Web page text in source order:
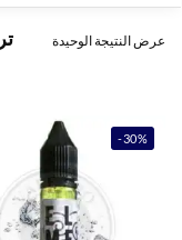
عرض النتيجة الوحيدة
-30%